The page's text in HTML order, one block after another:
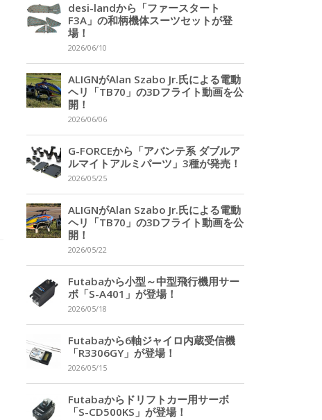
desi-landから「ファースタート
F3A」の和柄機体スーツセットが登
場！
2026/06/10
ALIGNがAlan Szabo Jr.氏による電動
ヘリ「TB70」の3Dフライト動画を公
開！
2026/06/06
G-FORCEから「アバンテ系 ダブルア
ルマイトアルミパーツ」3種が発売！
2026/05/25
ALIGNがAlan Szabo Jr.氏による電動
ヘリ「TB70」の3Dフライト動画を公
開！
2026/05/22
Futabaから小型～中型飛行機用サー
ボ「S-A401」が登場！
2026/05/18
Futabaから6軸ジャイロ内蔵受信機
「R3306GY」が登場！
2026/05/15
Futabaからドリフトカー用サーボ
「S-CD500KS」が登場！